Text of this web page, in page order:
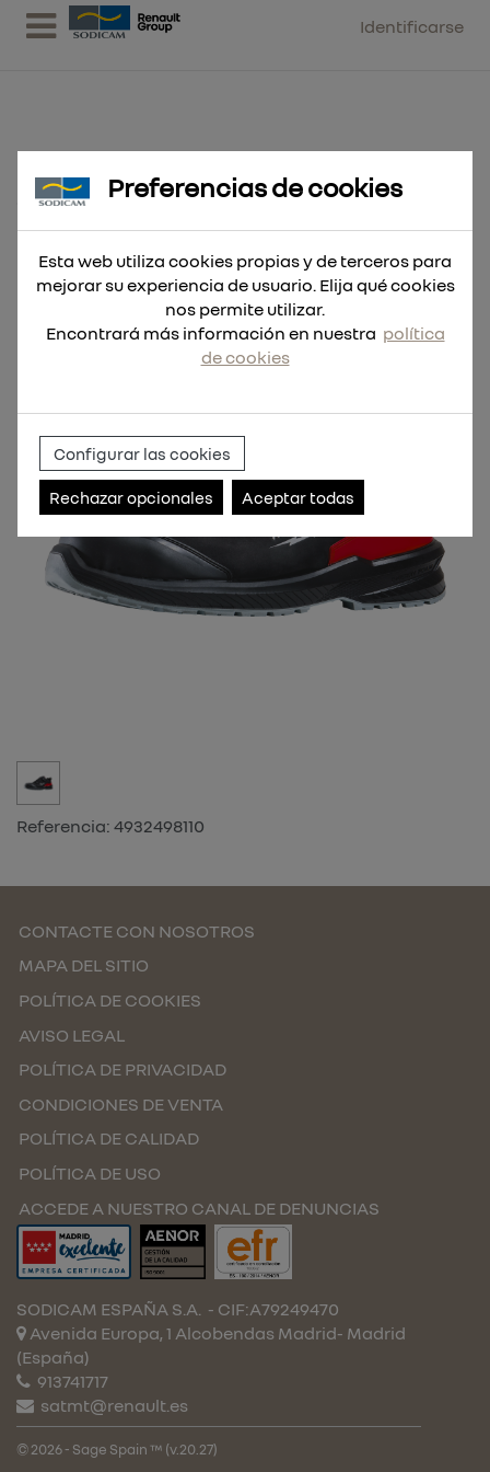
Identificarse
Zapato de seguridad FLEXTRED™
con sistema BOA® S3S
Referencia: 4932498110
CONTACTE CON NOSOTROS
MAPA DEL SITIO
POLÍTICA DE COOKIES
AVISO LEGAL
POLÍTICA DE PRIVACIDAD
CONDICIONES DE VENTA
POLÍTICA DE CALIDAD
POLÍTICA DE USO
ACCEDE A NUESTRO CANAL DE DENUNCIAS
SODICAM ESPAÑA S.A. - CIF:A79249470
Avenida Europa, 1 Alcobendas Madrid- Madrid
(España)
913741717
satmt@renault.es
© 2026 - Sage Spain ™ (v.20.27)
Preferencias de cookies
Esta web utiliza cookies propias y de terceros para
mejorar su experiencia de usuario. Elija qué cookies
nos permite utilizar.
Encontrará más información en nuestra política
de cookies
Configurar las cookies
Rechazar opcionales Aceptar todas